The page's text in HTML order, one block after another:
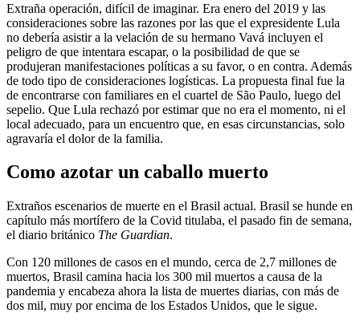
Extraña operación, difícil de imaginar. Era enero del 2019 y las
consideraciones sobre las razones por las que el expresidente Lula
no debería asistir a la velación de su hermano Vavá incluyen el
peligro de que intentara escapar, o la posibilidad de que se
produjeran manifestaciones políticas a su favor, o en contra. Además
de todo tipo de consideraciones logísticas. La propuesta final fue la
de encontrarse con familiares en el cuartel de São Paulo, luego del
sepelio. Que Lula rechazó por estimar que no era el momento, ni el
local adecuado, para un encuentro que, en esas circunstancias, solo
agravaría el dolor de la familia.
Como azotar un caballo muerto
Extraños escenarios de muerte en el Brasil actual. Brasil se hunde en
capítulo más mortífero de la Covid titulaba, el pasado fin de semana,
el diario británico The Guardian.
Con 120 millones de casos en el mundo, cerca de 2,7 millones de
muertos, Brasil camina hacia los 300 mil muertos a causa de la
pandemia y encabeza ahora la lista de muertes diarias, con más de
dos mil, muy por encima de los Estados Unidos, que le sigue.